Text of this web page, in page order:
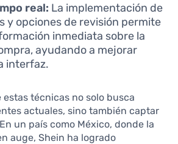
real: La implementación de
y opciones de revisión permite
inmediata sobre la
ayudando a mejorar
interfaz.
técnicas no solo busca
actuales, sino también captar
un país como México, donde la
auge, Shein ha logrado